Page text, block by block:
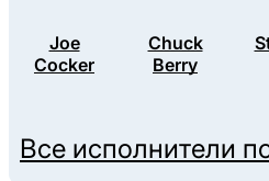
Joe
Cocker
Chuck
Berry
Все исполнители